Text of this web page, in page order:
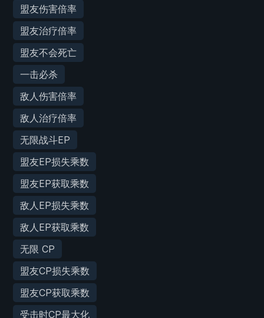
盟友伤害倍率
盟友治疗倍率
盟友不会死亡
一击必杀
敌人伤害倍率
敌人治疗倍率
无限战斗EP
盟友EP损失乘数
盟友EP获取乘数
敌人EP损失乘数
敌人EP获取乘数
无限 CP
盟友CP损失乘数
盟友CP获取乘数
受击时CP最大化